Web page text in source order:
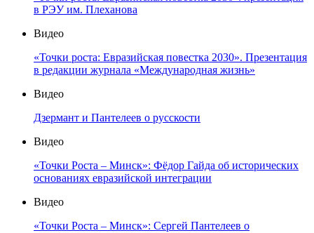
в РЭУ им. Плеханова
Видео
«Точки роста: Евразийская повестка 2030». Презентация
в редакции журнала «Международная жизнь»
Видео
Дзермант и Пантелеев о русскости
Видео
«Точки Роста – Минск»: Фёдор Гайда об исторических
основаниях евразийской интеграции
Видео
«Точки Роста – Минск»: Сергей Пантелеев о